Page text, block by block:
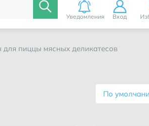
Уведомления Вход
для пиццы мясных деликатесов
По